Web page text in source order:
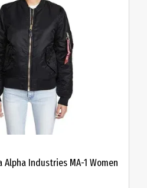
Alpha Industries MA-1 Women